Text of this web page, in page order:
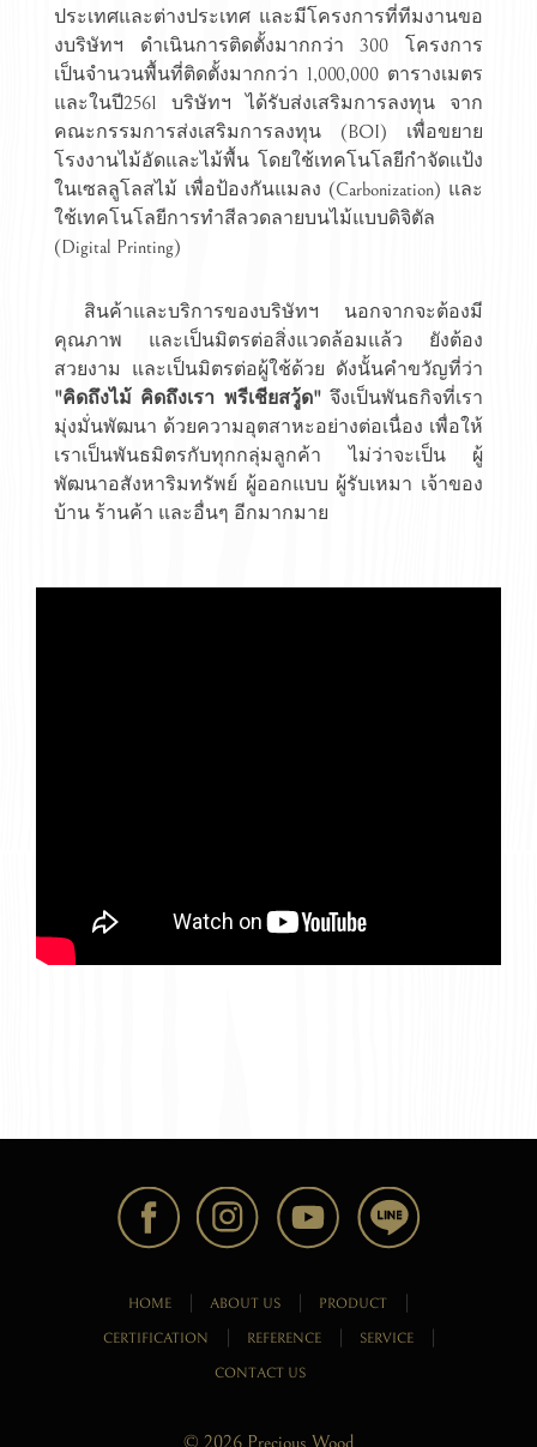
ประเทศและต่างประเทศ และมีโครงการที่ทีมงานขอ
งบริษัทฯ ดำเนินการติดตั้งมากกว่า 300 โครงการ
เป็นจำนวนพื้นที่ติดตั้งมากกว่า 1,000,000 ตารางเมตร
และในปี2561 บริษัทฯ ได้รับส่งเสริมการลงทุน จาก
คณะกรรมการส่งเสริมการลงทุน (BOI) เพื่อขยาย
โรงงานไม้อัดและไม้พื้น โดยใช้เทคโนโลยีกำจัดแป้ง
ในเซลลูโลสไม้ เพื่อป้องกันแมลง (Carbonization) และ
ใช้เทคโนโลยีการทำสีลวดลายบนไม้แบบดิจิตัล
(Digital Printing)
สินค้าและบริการของบริษัทฯ นอกจากจะต้องมี
คุณภาพ และเป็นมิตรต่อสิ่งแวดล้อมแล้ว ยังต้อง
สวยงาม และเป็นมิตรต่อผู้ใช้ด้วย ดังนั้นคำขวัญที่ว่า
"คิดถึงไม้ คิดถึงเรา พรีเชียสวู้ด"จึงเป็นพันธกิจที่เรา
มุ่งมั่นพัฒนา ด้วยความอุตสาหะอย่างต่อเนื่อง เพื่อให้
เราเป็นพันธมิตรกับทุกกลุ่มลูกค้า ไม่ว่าจะเป็น ผู้
พัฒนาอสังหาริมทรัพย์ ผู้ออกแบบ ผู้รับเหมา เจ้าของ
บ้าน ร้านค้า และอื่นๆ อีกมากมาย
HOME ABOUT US PRODUCT
CERTIFICATION REFERENCE SERVICE
CONTACT US
© 2026 Precious Wood